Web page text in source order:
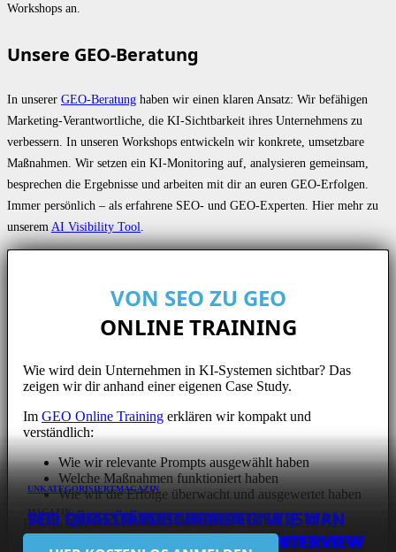
MAGAZIN
DIE SEO-STRATEGIE VON HUBSPOT:
SO GEHT USER TESTING: INTERVIEW MIT
SEO ALS GROWTH-STRATEGIE:
SEO FÜR EIN SOFTWARE-
UNTERNEHMEN: INTERVIEW MIT BEAT
SEO CASE STUDY: SO ARBEITET
URLAUBSGURU – INTERVIEW MIT
UNKATEGORISIERTMAGAZIN
WIE DER SÜDWESTRUNDFUNK (SWR)
AN SEARCH EXPERIENCE ARBEITET:
SEO QUALITÄTSSICHERUNG: WIE MAN
SEINE RANKINGS SCHÜTZT – INTERVIEW
WAS BRINGT EIN SEO-TOOL? INTERVIEW
Workshops an.
Unsere GEO-Beratung
In unserer GEO-Beratung haben wir einen klaren Ansatz: Wir befähigen
Marketing-Verantwortliche, die KI-Sichtbarkeit ihres Unternehmens zu
verbessern. In unseren Workshops entwickeln wir konkrete, umsetzbare
Maßnahmen. Wir setzen ein KI-Monitoring auf, analysieren gemeinsam,
besprechen die Ergebnisse und arbeiten mit dir an euren GEO-Erfolgen.
Immer persönlich – als erfahrene SEO- und GEO-Experten. Hier mehr zu
unserem AI Visibility Tool
VON SEO ZU GEO
ONLINE TRAINING
Wie wird dein Unternehmen in KI-Systemen sichtbar? Das
zeigen wir dir anhand einer eigenen Case Study.
Im GEO Online Training erklären wir kompakt und
verständlich:
Wie wir relevante Prompts ausgewählt haben
Welche Maßnahmen funktioniert haben
Wie wir die Erfolge überwacht und ausgewertet haben
Bist du dabei?